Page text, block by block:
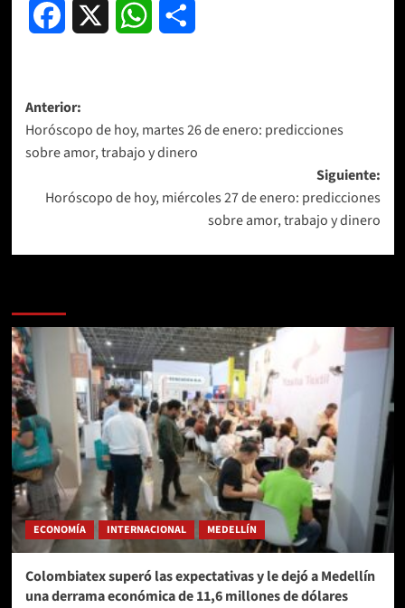
Facebook WhatsApp
Navegación
de
entradas
Anterior:
Horóscopo de hoy, martes 26 de enero: predicciones
sobre amor, trabajo y dinero
Siguiente:
Horóscopo de hoy, miércoles 27 de enero: predicciones
sobre amor, trabajo y dinero
ECONOMÍA INTERNACIONAL MEDELLÍN
Colombiatex superó las expectativas y le dejó a Medellín
una derrama económica de 11,6 millones de dólares